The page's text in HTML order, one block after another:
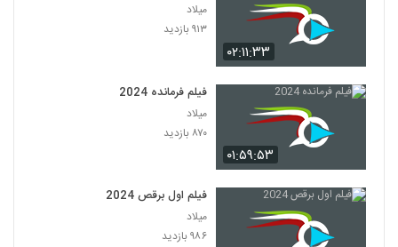
۰۲:۱۱:۳۳
میلاد
۹۱۳ بازدید
۰۱:۵۹:۵۳
فیلم فرمانده 2024
میلاد
۸۷۰ بازدید
فیلم اول برقص 2024
میلاد
۹۸۶ بازدید